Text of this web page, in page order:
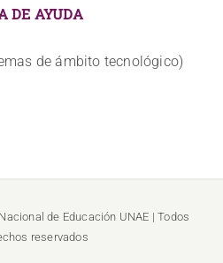
DE AYUDA
de ámbito tecnológico)
de Educación UNAE | Todos
reservados